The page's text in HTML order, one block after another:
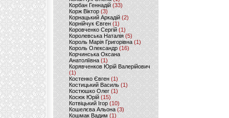
Корбан Геннадій (33)
Корж Віктор (3)
Корнацький Аркадій (2)
Корнійчук Євген (1)
Коровченко Сергій (1)
Королевська Наталія(5)
Король Марія Григорівна (1)
Король Олександр (16)
Корчинська Оксана
Анатоліївна (1)
Корявченков Юрій Валерійович
(1)
Костенко Євген (1)
Костицький Василь (1)
Костюшко Олег (1)
Косюк Юрій (15)
Котвіцький Ігор (10)
Кошелєва Альона(3)
Кошмак Вадим (1)